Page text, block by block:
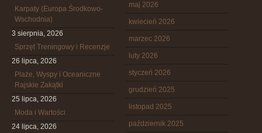
Karpaty (Europa Środkowo-
Wschodnia)
3 sierpnia, 2026
Sprzęt Treningowy i Recenzje
26 lipca, 2026
Plaże, Wyspy i Oceaniczne
Rajskie Zakątki
25 lipca, 2026
Moda i Wartości
24 lipca, 2026
maj 2026
kwiecień 2026
marzec 2026
luty 2026
styczeń 2026
grudzień 2025
listopad 2025
październik 2025